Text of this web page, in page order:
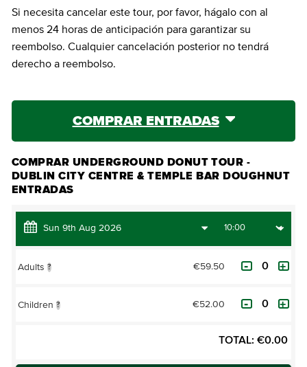
Si necesita cancelar este tour, por favor, hágalo con al
menos 24 horas de anticipación para garantizar su
reembolso. Cualquier cancelación posterior no tendrá
derecho a reembolso.
COMPRAR ENTRADAS
COMPRAR UNDERGROUND DONUT TOUR -
DUBLIN CITY CENTRE & TEMPLE BAR DOUGHNUT
ENTRADAS
Adults ? €59.50
Children ? €52.00
TOTAL: €0.00